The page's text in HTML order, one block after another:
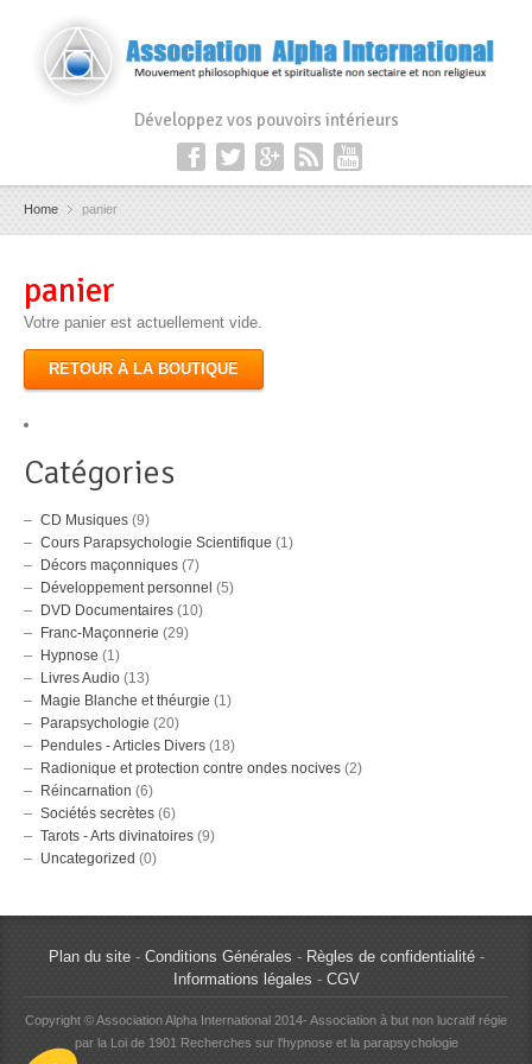
Développez vos pouvoirs intérieurs
Home panier
panier
Votre panier est actuellement vide.
RETOUR À LA BOUTIQUE
Catégories
CD Musiques (9)
Cours Parapsychologie Scientifique (1)
Décors maçonniques (7)
Développement personnel (5)
DVD Documentaires (10)
Franc-Maçonnerie (29)
Hypnose (1)
Livres Audio (13)
Magie Blanche et théurgie (1)
Parapsychologie (20)
Pendules - Articles Divers (18)
Radionique et protection contre ondes nocives (2)
Réincarnation (6)
Sociétés secrètes (6)
Tarots - Arts divinatoires (9)
Uncategorized (0)
Plan du site- Conditions Générales - Règles de confidentialité-
Informations légales - CGV
Copyright © Association Alpha International 2014- Association à but non lucratif régie
par la Loi de 1901 Recherches sur l'hypnose et la parapsychologie